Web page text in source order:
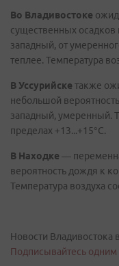
Во Владивостоке
существенных осадков
западный, от
теплее. Температура
В Уссурийске также
небольшой
западный, умеренный.
пределах +13...+15°C.
В Находке —
вероятность дождя к
Температура воздуха
Новости Владивостока
Подписывайтесь